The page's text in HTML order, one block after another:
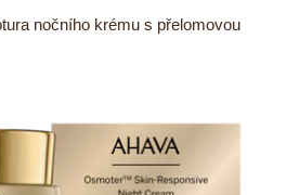
nočního krému s přelomovou